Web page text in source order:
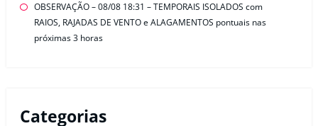
OBSERVAÇÃO – 08/08 18:31 – TEMPORAIS ISOLADOS com
RAIOS, RAJADAS DE VENTO e ALAGAMENTOS pontuais nas
próximas 3 horas
Categorias